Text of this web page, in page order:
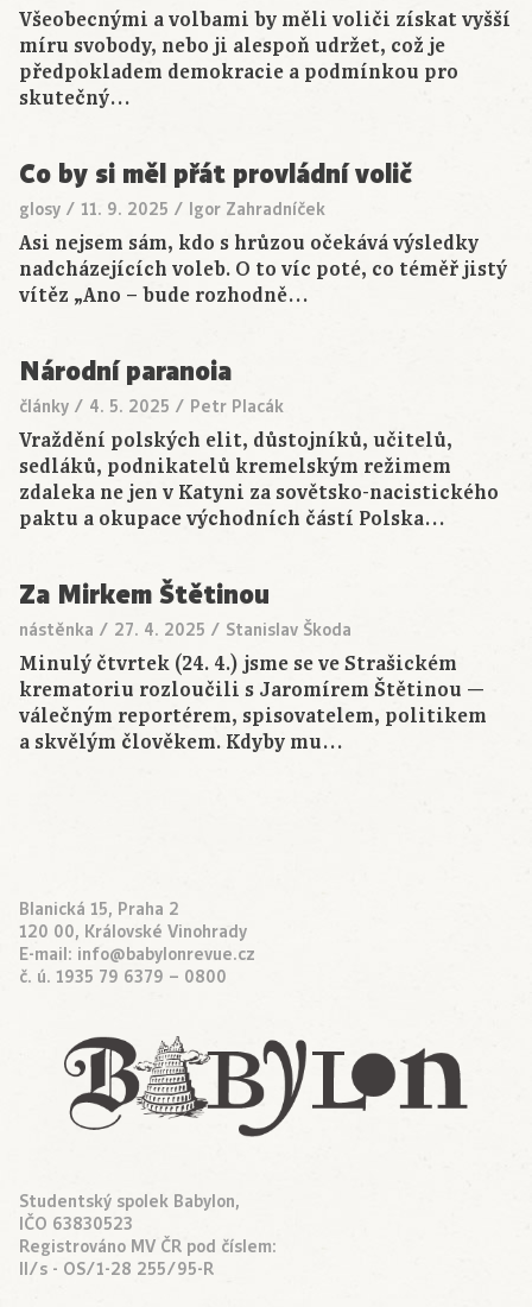
Všeobecnými a volbami by měli voliči získat vyšší
míru svobody, nebo ji alespoň udržet, což je
předpokladem demokracie a podmínkou pro
skutečný…
Co by si měl přát provládní volič
glosy / 11. 9. 2025 / Igor Zahradníček
Asi nejsem sám, kdo s hrůzou očekává výsledky
nadcházejících voleb. O to víc poté, co téměř jistý
vítěz „Ano – bude rozhodně…
Národní paranoia
články / 4. 5. 2025 / Petr Placák
Vraždění polských elit, důstojníků, učitelů,
sedláků, podnikatelů kremelským režimem
zdaleka ne jen v Katyni za sovětsko-nacistického
paktu a okupace východních částí Polska…
Za Mirkem Štětinou
nástěnka / 27. 4. 2025 / Stanislav Škoda
Minulý čtvrtek (24. 4.) jsme se ve Strašickém
krematoriu rozloučili s Jaromírem Štětinou —
válečným reportérem, spisovatelem, politikem
a skvělým člověkem. Kdyby mu…
Blanická 15, Praha 2
120 00, Královské Vinohrady
E-mail: info@babylonrevue.cz
č. ú. 1935 79 6379 – 0800
Studentský spolek Babylon,
IČO 63830523
Registrováno MV ČR pod číslem:
II/s - OS/1-28 255/95-R